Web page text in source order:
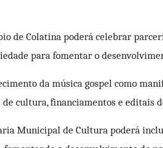
de Colatina poderá celebrar
para fomentar o
da música gospel como
cultura, financiamentos e editais
Municipal de Cultura poderá